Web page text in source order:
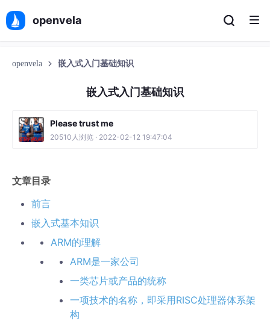
openvela
openvela 嵌入式入门基础知识
嵌入式入门基础知识
Please trust me
20510人浏览 · 2022-02-12 19:47:04
文章目录
前言
嵌入式基本知识
ARM的理解
ARM是一家公司
一类芯片或产品的统称
一项技术的名称，即采用RISC处理器体系架
构